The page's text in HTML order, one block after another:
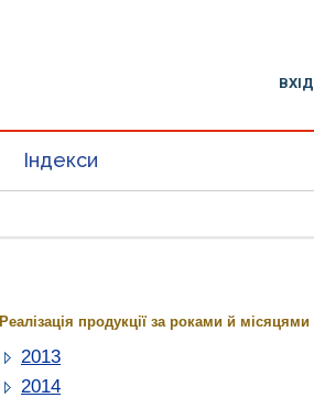
ВХІД
Індекси
Реалізація продукції за роками й місяцями
2013
2014